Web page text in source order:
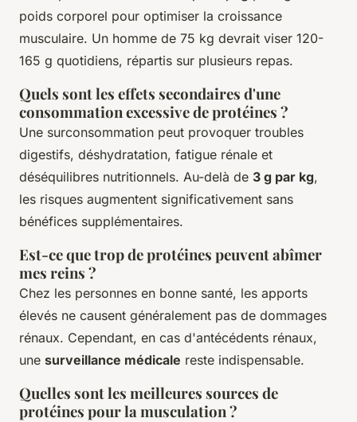
poids corporel pour optimiser la croissance
musculaire. Un homme de 75 kg devrait viser 120-
165 g quotidiens, répartis sur plusieurs repas.
Quels sont les effets secondaires d'une
consommation excessive de protéines ?
Une surconsommation peut provoquer troubles
digestifs, déshydratation, fatigue rénale et
déséquilibres nutritionnels. Au-delà de 3 g par kg,
les risques augmentent significativement sans
bénéfices supplémentaires.
Est-ce que trop de protéines peuvent abîmer
mes reins ?
Chez les personnes en bonne santé, les apports
élevés ne causent généralement pas de dommages
rénaux. Cependant, en cas d'antécédents rénaux,
une surveillance médicale reste indispensable.
Quelles sont les meilleures sources de
protéines pour la musculation ?